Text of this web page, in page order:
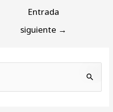
Entrada
siguiente →